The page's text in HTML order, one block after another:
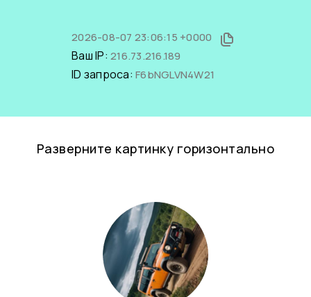
2026-08-07 23:06:15 +0000
Ваш IP: 216.73.216.189
ID запроса: F6bNGLVN4W21
Разверните картинку горизонтально